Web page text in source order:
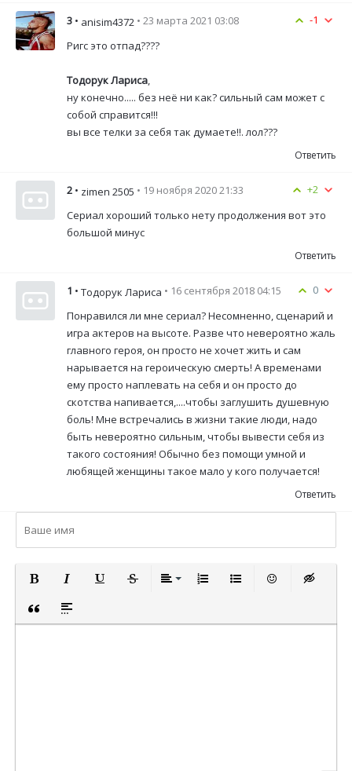
-1
3 • anisim4372 • 23 марта 2021 03:08
Ригс это отпад????
Тодорук Лариса,
ну конечно..... без неё ни как? сильный сам может с
собой справится!!!
вы все телки за себя так думаете!!. лол???
Ответить
+2
2 • zimen 2505 • 19 ноября 2020 21:33
Сериал хороший только нету продолжения вот это
большой минус
Ответить
0
1 • Тодорук Лариса • 16 сентября 2018 04:15
Понравился ли мне сериал? Несомненно, сценарий и
игра актеров на высоте. Разве что невероятно жаль
главного героя, он просто не хочет жить и сам
нарывается на героическую смерть! А временами
ему просто наплевать на себя и он просто до
скотства напивается,....чтобы заглушить душевную
боль! Мне встречались в жизни такие люди, надо
быть невероятно сильным, чтобы вывести себя из
такого состояния! Обычно без помощи умной и
любящей женщины такое мало у кого получается!
Ответить
ПОЛУЖИРНЫЙ
КУРСИВ
ВСТАВКА ЦИТАТЫ
ВСТАВКА СПОЙЛЕРА